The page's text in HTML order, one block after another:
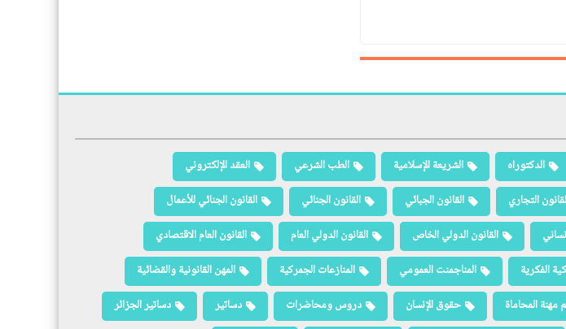
الدكتوراه الشريعة الإسلامية الطب الشرعي
العقد الإلكتروني
التجاري القانون الجبائي القانون الجنائي
القانون الجنائي للأعمال
القانون الدولي الخاص القانون الدولي العام
القانون العام الاقتصادي
الفكرية المناجمنت العمومي المنازعات الجمركية
المهن القانونية والقضائية
مهنة المحاماة حقوق الإنسان دروس ومحاضرات دساتير
دساتير الجزائر